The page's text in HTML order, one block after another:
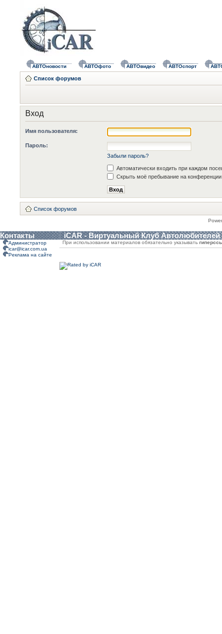
АВТОновости АВТОфото АВТОвидео АВТОспорт
Список форумов
Вход
Имя пользователя:
Пароль:
Забыли пароль?
Автоматически входить при каждом
Скрыть моё пребывание на конференции
Список форумов
Контакты iCAR - Виртуальный Клуб Автолюбителей
Администратор
icar@icar.com.ua
Реклама на сайте
При использовании материалов обязательно указывать